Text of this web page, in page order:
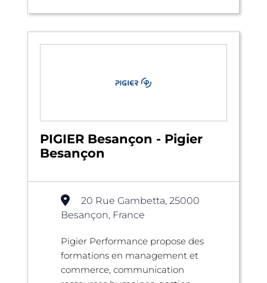
PIGIER Besançon - Pigier
Besançon
20 Rue Gambetta, 25000
Besançon, France
Pigier Performance propose des
formations en management et
commerce, communication